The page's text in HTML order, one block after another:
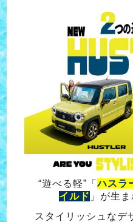
“遊べる軽”「ハスラ
イルド 」が生
スタイリッシュなデ